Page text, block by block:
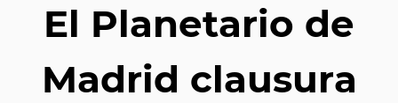
El Planetario de
Madrid clausura